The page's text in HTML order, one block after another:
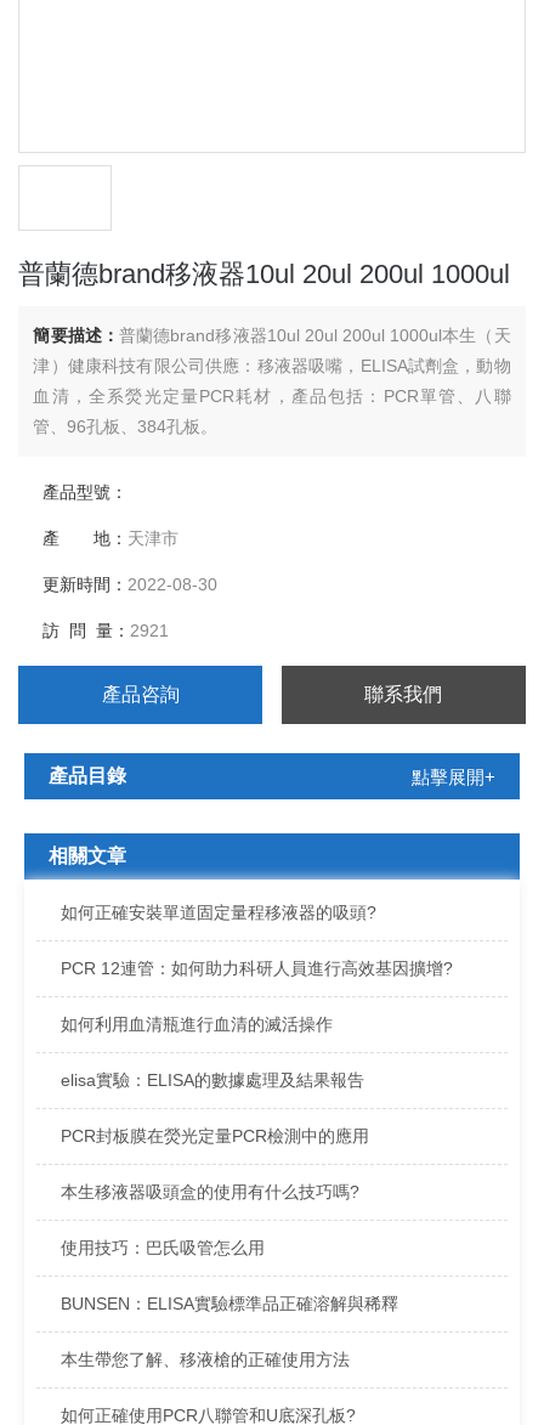
普蘭德brand移液器10ul 20ul 200ul 1000ul
簡要描述： 普蘭德brand移液器10ul 20ul 200ul 1000ul本生（天
津）健康科技有限公司供應：移液器吸嘴，ELISA試劑盒，動物
血清，全系熒光定量PCR耗材，產品包括：PCR單管、八聯
管、96孔板、384孔板。
產品型號：
產 地： 天津市
更新時間：2022-08-30
訪 問 量：2921
產品咨詢 聯系我們
產品目錄 點擊展開+
相關文章
如何正確安裝單道固定量程移液器的吸頭?
PCR 12連管：如何助力科研人員進行高效基因擴增?
如何利用血清瓶進行血清的滅活操作
elisa實驗：ELISA的數據處理及結果報告
PCR封板膜在熒光定量PCR檢測中的應用
本生移液器吸頭盒的使用有什么技巧嗎?
使用技巧：巴氏吸管怎么用
BUNSEN：ELISA實驗標準品正確溶解與稀釋
本生帶您了解、移液槍的正確使用方法
如何正確使用PCR八聯管和U底深孔板?